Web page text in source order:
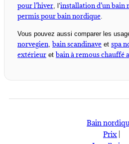
pour l’hiver , l’installation d’un bain
permis pour bain nordique
Vous pouvez aussi comparer les
norvegien bain scandinave et spa
extérieur et bain à remous chauffé
Bain
Prix